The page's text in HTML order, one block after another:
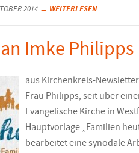
2014 → WEITERLESEN
Imke Philipps
aus Kirchenkreis-
Frau Philipps, seit über
Evangelische Kirche in
Hauptvorlage „Familien
bearbeitet eine synodale